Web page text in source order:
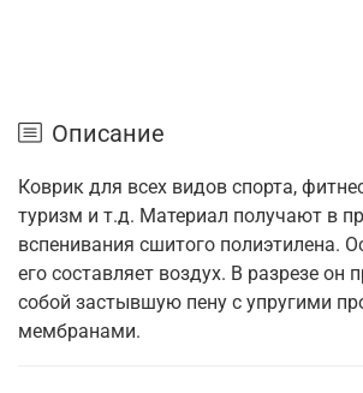
Описание
Коврик для всех видов спорта,
туризм и т.д. Материал получают в
вспенивания сшитого полиэтилена.
его составляет воздух. В разрезе он
собой застывшую пену с упругими
мембранами.